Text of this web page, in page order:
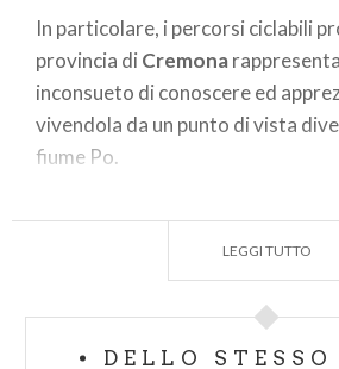
In particolare, i percorsi ciclabili
provincia di Cremona
inconsueto di conoscere ed
vivendola da un punto di vista
fiume Po.
prospettiva perché non provare
LEGGI TUTTO
DELLO